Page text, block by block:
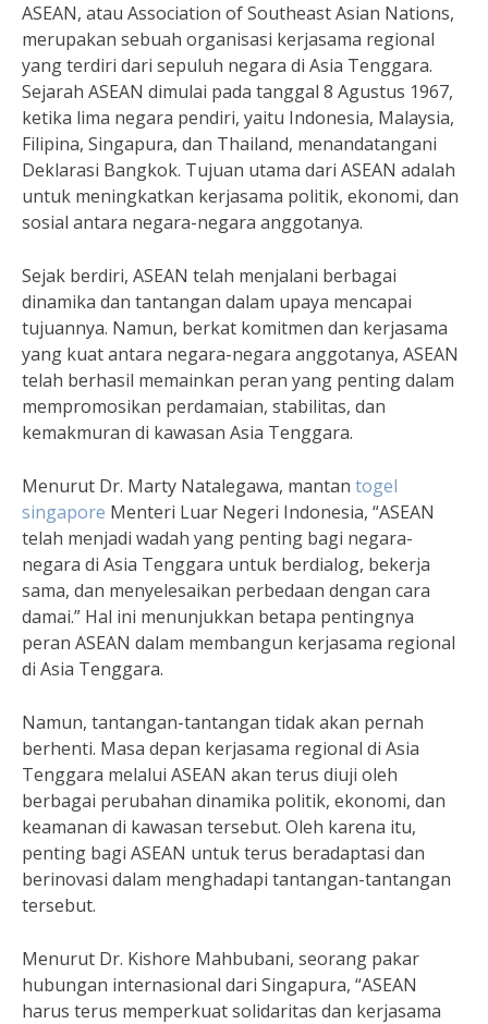
ASEAN, atau Association of Southeast Asian Nations,
merupakan sebuah organisasi kerjasama regional
yang terdiri dari sepuluh negara di Asia Tenggara.
Sejarah ASEAN dimulai pada tanggal 8 Agustus 1967,
ketika lima negara pendiri, yaitu Indonesia, Malaysia,
Filipina, Singapura, dan Thailand, menandatangani
Deklarasi Bangkok. Tujuan utama dari ASEAN adalah
untuk meningkatkan kerjasama politik, ekonomi, dan
sosial antara negara-negara anggotanya.
Sejak berdiri, ASEAN telah menjalani berbagai
dinamika dan tantangan dalam upaya mencapai
tujuannya. Namun, berkat komitmen dan kerjasama
yang kuat antara negara-negara anggotanya, ASEAN
telah berhasil memainkan peran yang penting dalam
mempromosikan perdamaian, stabilitas, dan
kemakmuran di kawasan Asia Tenggara.
Menurut Dr. Marty Natalegawa, mantan togel
singapore Menteri Luar Negeri Indonesia, “ASEAN
telah menjadi wadah yang penting bagi negara-
negara di Asia Tenggara untuk berdialog, bekerja
sama, dan menyelesaikan perbedaan dengan cara
damai.” Hal ini menunjukkan betapa pentingnya
peran ASEAN dalam membangun kerjasama regional
di Asia Tenggara.
Namun, tantangan-tantangan tidak akan pernah
berhenti. Masa depan kerjasama regional di Asia
Tenggara melalui ASEAN akan terus diuji oleh
berbagai perubahan dinamika politik, ekonomi, dan
keamanan di kawasan tersebut. Oleh karena itu,
penting bagi ASEAN untuk terus beradaptasi dan
berinovasi dalam menghadapi tantangan-tantangan
tersebut.
Menurut Dr. Kishore Mahbubani, seorang pakar
hubungan internasional dari Singapura, “ASEAN
harus terus memperkuat solidaritas dan kerjasama